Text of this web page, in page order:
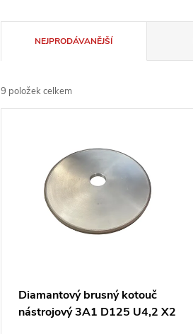
a
z
NEJPRODÁVANĚJŠÍ
9 položek celkem
Diamantový brusný kotouč
nástrojový 3A1 D125 U4,2 X2